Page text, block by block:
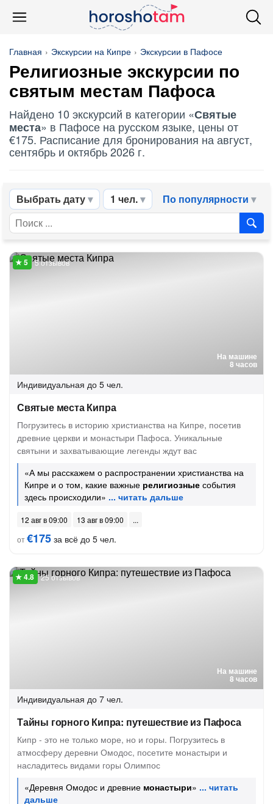
Главная Экскурсии на Кипре Экскурсии в Пафосе
Религиозные экскурсии по
святым местам Пафоса
Найдено 10 экскурсий в категории «Святые
места» в Пафосе на русском языке, цены от
€175. Расписание для бронирования на август,
сентябрь и октябрь 2026 г.
Выбрать дату 1 чел. По популярности
На машине
8 часов
5 отзывов
Индивидуальная до 5 чел.
Святые места Кипра
Погрузитесь в историю христианства на Кипре, посетив
древние церкви и монастыри Пафоса. Уникальные
святыни и захватывающие легенды ждут вас
«А мы расскажем о распространении христианства на
Кипре и о том, какие важные религиозные события
здесь происходили»
12 авг в 09:00
13 авг в 09:00
от€175 за всё до 5 чел.
На машине
8 часов
25 отзывов
Индивидуальная до 7 чел.
Тайны горного Кипра: путешествие из Пафоса
Кипр - это не только море, но и горы. Погрузитесь в
атмосферу деревни Омодос, посетите монастыри и
насладитесь видами горы Олимпос
«Деревня Омодос и древние монастыри»